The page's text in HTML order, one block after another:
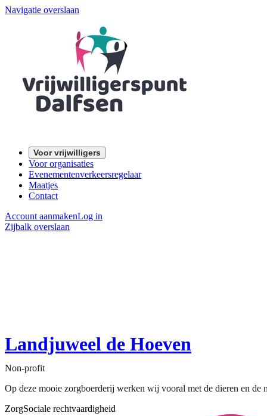
Navigatie overslaan
Voor vrijwilligers
Voor organisaties
Evenementenverkeersregelaar
Maatjes
Contact
Account aanmakenLog in
Zijbalk overslaan
Landjuweel de Hoeven
Non-profit
Op deze mooie zorgboerderij werken wij vooral met de dieren en
ZorgSociale rechtvaardigheid